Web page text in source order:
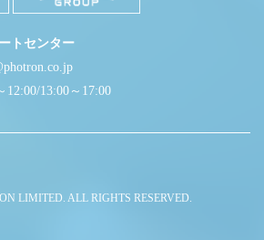
トセンター
13:00～17:00
LIMITED. ALL RIGHTS RESERVED.